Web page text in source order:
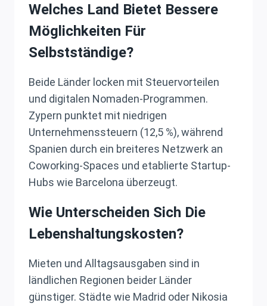
Welches Land Bietet Bessere
Möglichkeiten Für
Selbstständige?
Beide Länder locken mit Steuervorteilen
und digitalen Nomaden-Programmen.
Zypern punktet mit niedrigen
Unternehmenssteuern (12,5 %), während
Spanien durch ein breiteres Netzwerk an
Coworking-Spaces und etablierte Startup-
Hubs wie Barcelona überzeugt.
Wie Unterscheiden Sich Die
Lebenshaltungskosten?
Mieten und Alltagsausgaben sind in
ländlichen Regionen beider Länder
günstiger. Städte wie Madrid oder Nikosia